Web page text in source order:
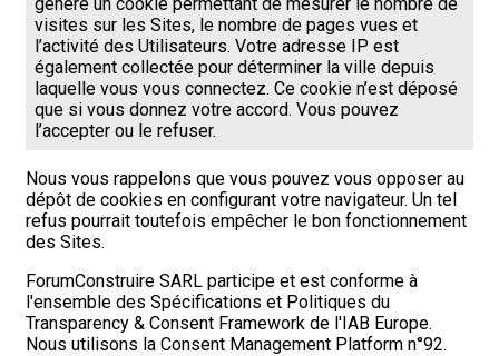
visites sur les Sites, le nombre de pages vues et
l’activité des Utilisateurs. Votre adresse IP est
également collectée pour déterminer la ville depuis
laquelle vous vous connectez. Ce cookie n’est déposé
que si vous donnez votre accord. Vous pouvez
l’accepter ou le refuser.
Nous vous rappelons que vous pouvez vous opposer au
dépôt de cookies en configurant votre navigateur. Un tel
refus pourrait toutefois empêcher le bon fonctionnement
des Sites.
ForumConstruire SARL participe et est conforme à
l'ensemble des Spécifications et Politiques du
Transparency & Consent Framework de l'IAB Europe.
Nous utilisons la Consent Management Platform n°92.